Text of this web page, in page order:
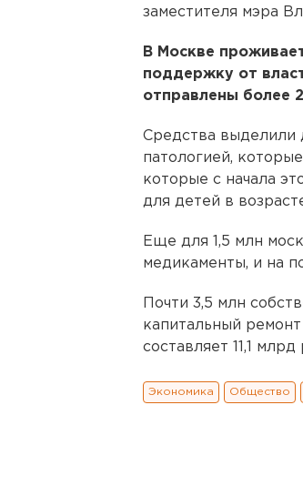
заместителя мэра
В Москве
поддержку от
отправлены более
Средства выделили
патологией,
которые с начала
для детей в
Еще для 1,5 млн
медикаменты, и на
Почти 3,5 млн
капитальный
составляет 11,1 млрд
Экономика Общество